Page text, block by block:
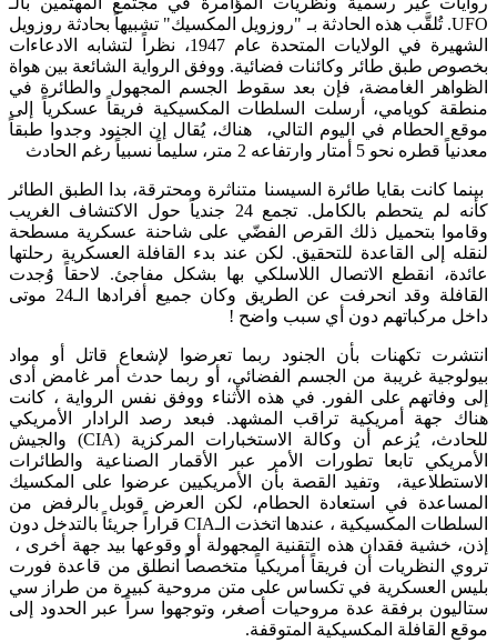
UFO. تُلقَّب هذه الحادثة بـ "روزويل المكسيك" تشبيهاً بحادثة روزويل
الشهيرة في الولايات المتحدة عام 1947، نظراً لتشابه الادعاءات
بخصوص طبق طائر وكائنات فضائية. ووفق الرواية الشائعة بين هواة
الظواهر الغامضة، فإن بعد سقوط الجسم المجهول والطائرة في
منطقة كويامي، أرسلت السلطات المكسيكية فريقاً عسكرياً إلى
موقع الحطام في اليوم التالي​، هناك، يُقال إن الجنود وجدوا طبقاً
معدنياً قطره نحو 5 أمتار وارتفاعه 2 متر، سليماً نسبياً رغم الحادث​
بينما كانت بقايا طائرة السيسنا متناثرة ومحترقة، بدا الطبق الطائر
كأنه لم يتحطم بالكامل. تجمع 24 جندياً حول الاكتشاف الغريب
وقاموا بتحميل ذلك القرص الفضّي على شاحنة عسكرية مسطحة
لنقله إلى القاعدة للتحقيق. لكن عند بدء القافلة العسكرية رحلتها
عائدة، انقطع الاتصال اللاسلكي بها بشكل مفاجئ. لاحقاً وُجدت
القافلة وقد انحرفت عن الطريق وكان جميع أفرادها الـ24 موتى
داخل مركباتهم دون أي سبب واضح​ !
انتشرت تكهنات بأن الجنود ربما تعرضوا لإشعاع قاتل أو مواد
بيولوجية غريبة من الجسم الفضائي، أو ربما حدث أمر غامض أدى
إلى وفاتهم على الفور. في هذه الأثناء ووفق نفس الرواية ، كانت
هناك جهة أمريكية تراقب المشهد. فبعد رصد الرادار الأمريكي
للحادث، يُزعم أن وكالة الاستخبارات المركزية (CIA) والجيش
الأمريكي تابعا تطورات الأمر عبر الأقمار الصناعية والطائرات
الاستطلاعية​، وتفيد القصة بأن الأمريكيين عرضوا على المكسيك
المساعدة في استعادة الحطام، لكن العرض قوبل بالرفض من
السلطات المكسيكية​ ، عندها اتخذت الـCIA قراراً جريئاً بالتدخل دون
إذن، خشية فقدان هذه التقنية المجهولة أو وقوعها بيد جهة أخرى​ ،
تروي النظريات أن فريقاً أمريكياً متخصصاً انطلق من قاعدة فورت
بليس العسكرية في تكساس على متن مروحية كبيرة من طراز سي
ستاليون برفقة عدة مروحيات أصغر، وتوجهوا سراً عبر الحدود إلى
موقع القافلة المكسيكية المتوقفة​.